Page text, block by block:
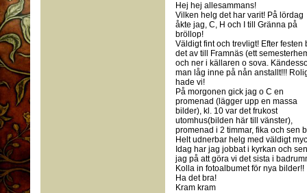
Hej hej allesammans!
Vilken helg det har varit! På lördag
åkte jag, C, H och I till Gränna på
bröllop!
Väldigt fint och trevligt! Efter festen
det av till Framnäs (ett
och ner i källaren o sova.
man låg inne på nån anstallt!!!
hade vi!
På morgonen gick jag o C en
promenad (lägger upp en massa
bilder), kl. 10 var det frukost
utomhus(bilden här till vänster),
promenad i 2 timmar, fika och sen
Helt udnerbar helg med väldigt
Idag har jag jobbat i kyrkan och
jag på att göra vi det sista i
Kolla in fotoalbumet för nya bilder!!
Ha det bra!
Kram kram